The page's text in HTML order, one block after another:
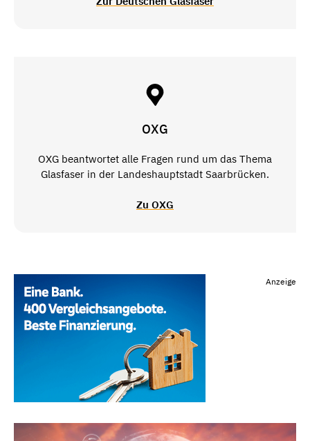
OXG
OXG beantwortet alle Fragen rund um das Thema
Glasfaser in der Landeshauptstadt Saarbrücken.
Zu OXG
Anzeige